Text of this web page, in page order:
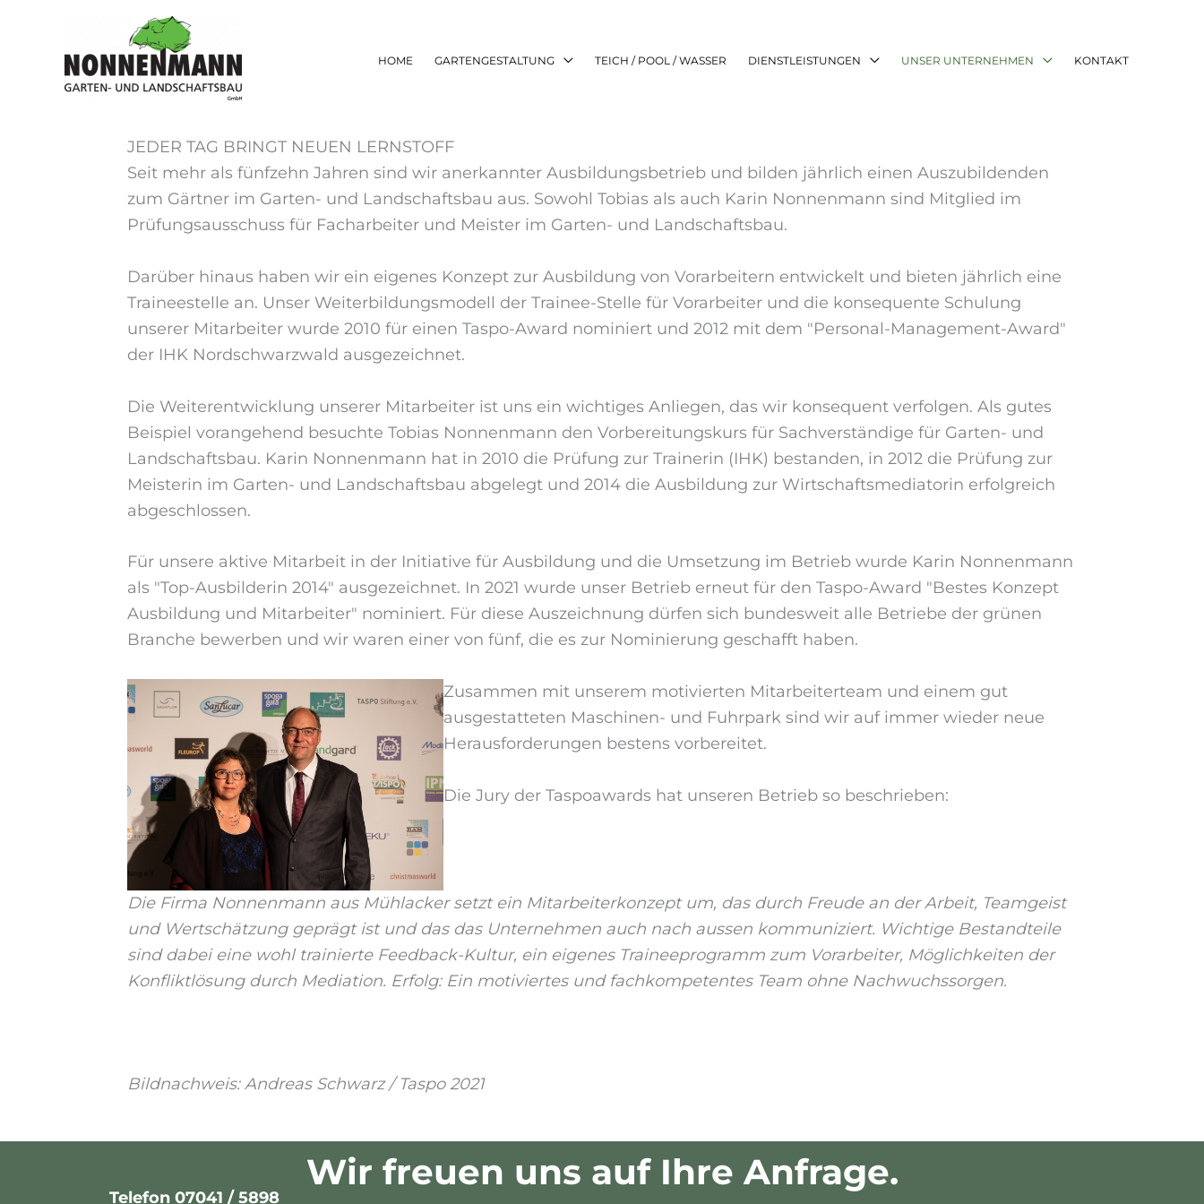
springen
HOME GARTENGESTALTUNG TEICH / POOL / WASSER DIENSTLEISTUNGEN UNSER UNTERNEHMEN KONTAKT
JEDER TAG BRINGT NEUEN LERNSTOFF
Seit mehr als fünfzehn Jahren sind wir anerkannter Ausbildungsbetrieb und bilden jährlich einen Auszubildenden
zum Gärtner im Garten- und Landschaftsbau aus. Sowohl Tobias als auch Karin Nonnenmann sind Mitglied im
Prüfungsausschuss für Facharbeiter und Meister im Garten- und Landschaftsbau.
Darüber hinaus haben wir ein eigenes Konzept zur Ausbildung von Vorarbeitern entwickelt und bieten jährlich eine
Traineestelle an. Unser Weiterbildungsmodell der Trainee-Stelle für Vorarbeiter und die konsequente Schulung
unserer Mitarbeiter wurde 2010 für einen Taspo-Award nominiert und 2012 mit dem "Personal-Management-Award"
der IHK Nordschwarzwald ausgezeichnet.
Die Weiterentwicklung unserer Mitarbeiter ist uns ein wichtiges Anliegen, das wir konsequent verfolgen. Als gutes
Beispiel vorangehend besuchte Tobias Nonnenmann den Vorbereitungskurs für Sachverständige für Garten- und
Landschaftsbau. Karin Nonnenmann hat in 2010 die Prüfung zur Trainerin (IHK) bestanden, in 2012 die Prüfung zur
Meisterin im Garten- und Landschaftsbau abgelegt und 2014 die Ausbildung zur Wirtschaftsmediatorin erfolgreich
abgeschlossen.
Für unsere aktive Mitarbeit in der Initiative für Ausbildung und die Umsetzung im Betrieb wurde Karin Nonnenmann
als "Top-Ausbilderin 2014" ausgezeichnet. In 2021 wurde unser Betrieb erneut für den Taspo-Award "Bestes Konzept
Ausbildung und Mitarbeiter" nominiert. Für diese Auszeichnung dürfen sich bundesweit alle Betriebe der grünen
Branche bewerben und wir waren einer von fünf, die es zur Nominierung geschafft haben.
Zusammen mit unserem motivierten Mitarbeiterteam und einem gut
ausgestatteten Maschinen- und Fuhrpark sind wir auf immer wieder neue
Herausforderungen bestens vorbereitet.
Die Jury der Taspoawards hat unseren Betrieb so beschrieben:
Die Firma Nonnenmann aus Mühlacker setzt ein Mitarbeiterkonzept um, das durch Freude an der Arbeit, Teamgeist
und Wertschätzung geprägt ist und das das Unternehmen auch nach aussen kommuniziert. Wichtige Bestandteile
sind dabei eine wohl trainierte Feedback-Kultur, ein eigenes Traineeprogramm zum Vorarbeiter, Möglichkeiten der
Konfliktlösung durch Mediation. Erfolg: Ein motiviertes und fachkompetentes Team ohne Nachwuchssorgen.
Bildnachweis: Andreas Schwarz / Taspo 2021
Wir freuen uns auf Ihre Anfrage.
Telefon 07041 / 5898